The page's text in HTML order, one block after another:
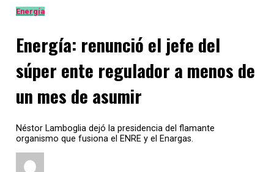
Energía
Energía: renunció el jefe del
súper ente regulador a menos de
un mes de asumir
Néstor Lamboglia dejó la presidencia del flamante
organismo que fusiona el ENRE y el Enargas.